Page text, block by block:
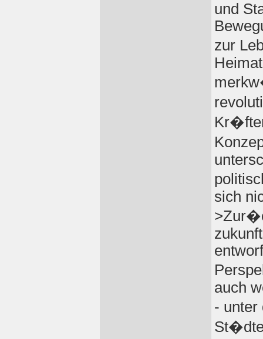
und
zur
sich
auch
-
St�dte